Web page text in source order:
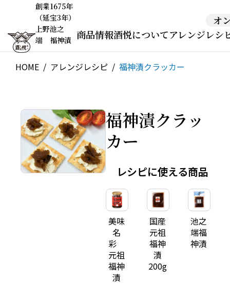
創業1675年
（延宝3年）
上野池之
端 福神漬
オ
商品情報酒悦についてアレンジレシ
HOME アレンジレシピ 福神漬クラッカー
福神漬クラッ
カー
レシピに使える商品
美味
名
彩
元祖
福神
漬
国産
元祖
福神
漬
200g
池之
端福
神漬